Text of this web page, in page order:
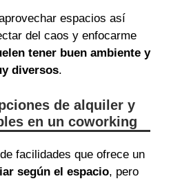
espacios así
del caos y enfocarme
tener buen ambiente y
diversos.
de alquiler y
en un coworking
facilidades que ofrece un
según el espacio, pero